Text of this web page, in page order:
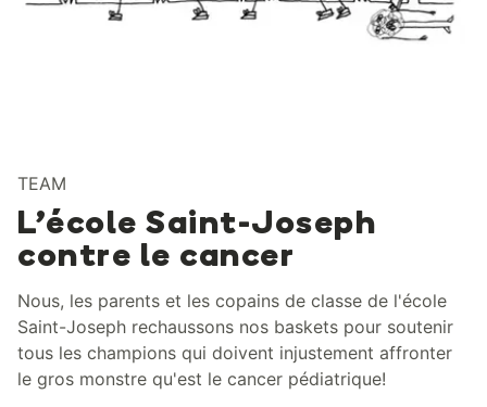
TEAM
L’école Saint-Joseph
contre le cancer
Nous, les parents et les copains de classe de l'école
Saint-Joseph rechaussons nos baskets pour soutenir
tous les champions qui doivent injustement affronter
le gros monstre qu'est le cancer pédiatrique!